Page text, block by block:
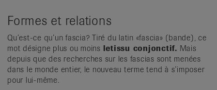
Formes et relations
Qu’est-ce qu’un fascia? Tiré du latin «fascia» (bande), ce
mot désigne plus ou moins letissu conjonctif. Mais
depuis que des recherches sur les fascias sont menées
dans le monde entier, le nouveau terme tend à s’imposer
pour lui-même.